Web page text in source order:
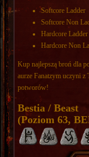
Softcore Ladder
Softcore Non
Hardcore Ladder
Hardcore Non
Kup najlepszą broń dla
aurze Fanatzym uczyni
potworów!
Bestia / Beast
(Poziom 63,